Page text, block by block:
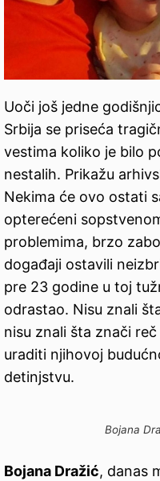
Uoči još jedne
Srbija se priseća
vestima koliko je bilo
nestalih. Prikažu
Nekima će ovo ostati
opterećeni
problemima, brzo
događaji ostavili
pre 23 godine u toj
odrastao. Nisu znali
nisu znali šta znači
uraditi njihovoj
detinjstvu.
Bojana
Bojana Dražić, danas